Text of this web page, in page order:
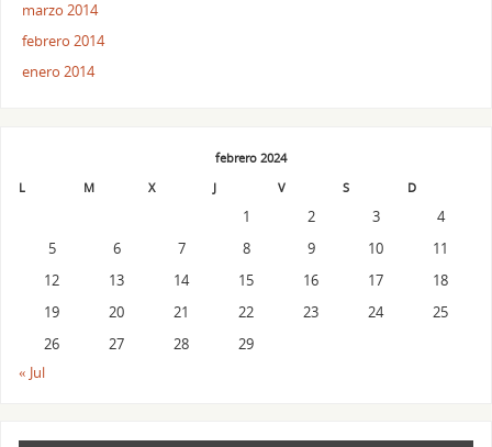
marzo 2014
febrero 2014
enero 2014
febrero 2024
L
M X J V S D
1 2 3
4
5
6 7 8 9 10
11
12
13 14 15 16 17
18
19
20 21 22 23 24
25
26
27 28
29
« Jul